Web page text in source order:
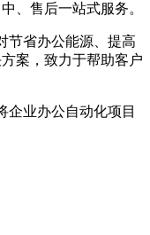
、售后一站式服务。
节省办公能源、提高
案，致力于帮助客户
业办公自动化项目